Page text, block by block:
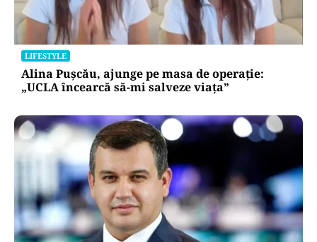
LIFESTYLE
Alina Pușcău, ajunge pe masa de operație:
„UCLA încearcă să-mi salveze viața”